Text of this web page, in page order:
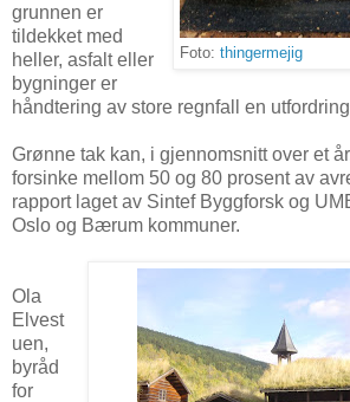
Foto: thingermejig
grunnen er
tildekket med
heller, asfalt eller
bygninger er
håndtering av store regnfall en
Grønne tak kan, i gjennomsnitt over et
forsinke mellom 50 og 80 prosent av
rapport laget av Sintef Byggforsk og
Oslo og Bærum kommuner.
Ola
Elvest
uen,
byråd
for